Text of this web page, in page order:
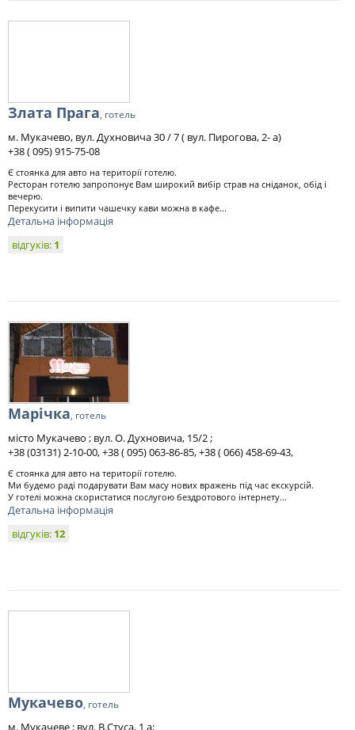
Злата Прага, готель
м. Мукачево, вул. Духновича 30 / 7 ( вул. Пирогова, 2- а)
+38 ( 095) 915-75-08
Є стоянка для авто на території готелю.
Ресторан готелю запропонує Вам широкий вибір страв на сніданок, обід і
вечерю.
Перекусити і випити чашечку кави можна в кафе...
Детальна інформація
відгуків: 1
Марічка, готель
місто Мукачево ; вул. О. Духновича, 15/2 ;
+38 (03131) 2-10-00, +38 ( 095) 063-86-85, +38 ( 066) 458-69-43,
Є стоянка для авто на території готелю.
Ми будемо раді подарувати Вам масу нових вражень під час екскурсій.
У готелі можна скористатися послугою бездротового інтернету...
Детальна інформація
відгуків: 12
Мукачево, готель
м. Мукачеве ; вул. В.Стуса, 1 а;